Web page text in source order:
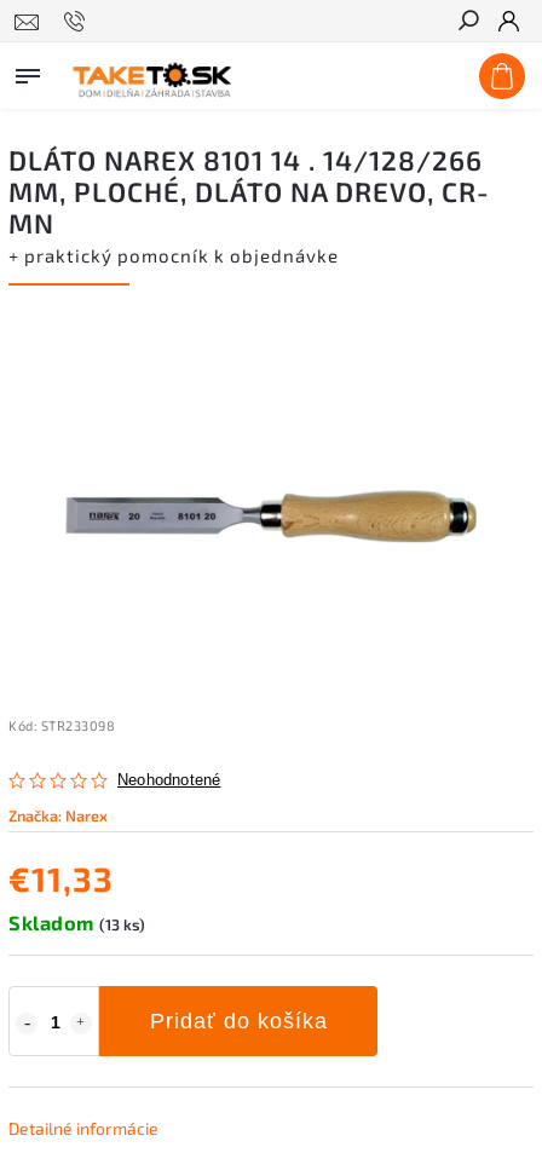
Hľadať
DLÁTO NAREX 8101 14 . 14/128/266
MM, PLOCHÉ, DLÁTO NA DREVO, CR-
MN
+ praktický pomocník k objednávke
Kód: STR233098
Neohodnotené
Značka: Narex
€11,33
Skladom (13 ks)
Pridať do košíka
Detailné informácie